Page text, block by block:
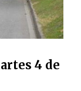
4 de